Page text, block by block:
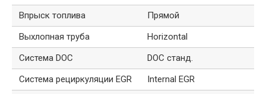
Впрыск топлива
Прямой
Выхлопная труба
Horizontal
Система DOC
DOC станд.
Система рециркуляции EGR
Internal EGR